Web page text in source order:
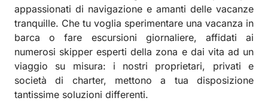
appassionati di navigazione e amanti delle vacanze
tranquille. Che tu voglia sperimentare una vacanza in
barca o fare escursioni giornaliere, affidati ai
numerosi skipper esperti della zona e dai vita ad un
viaggio su misura: i nostri proprietari, privati e
società di charter, mettono a tua disposizione
tantissime soluzioni differenti.